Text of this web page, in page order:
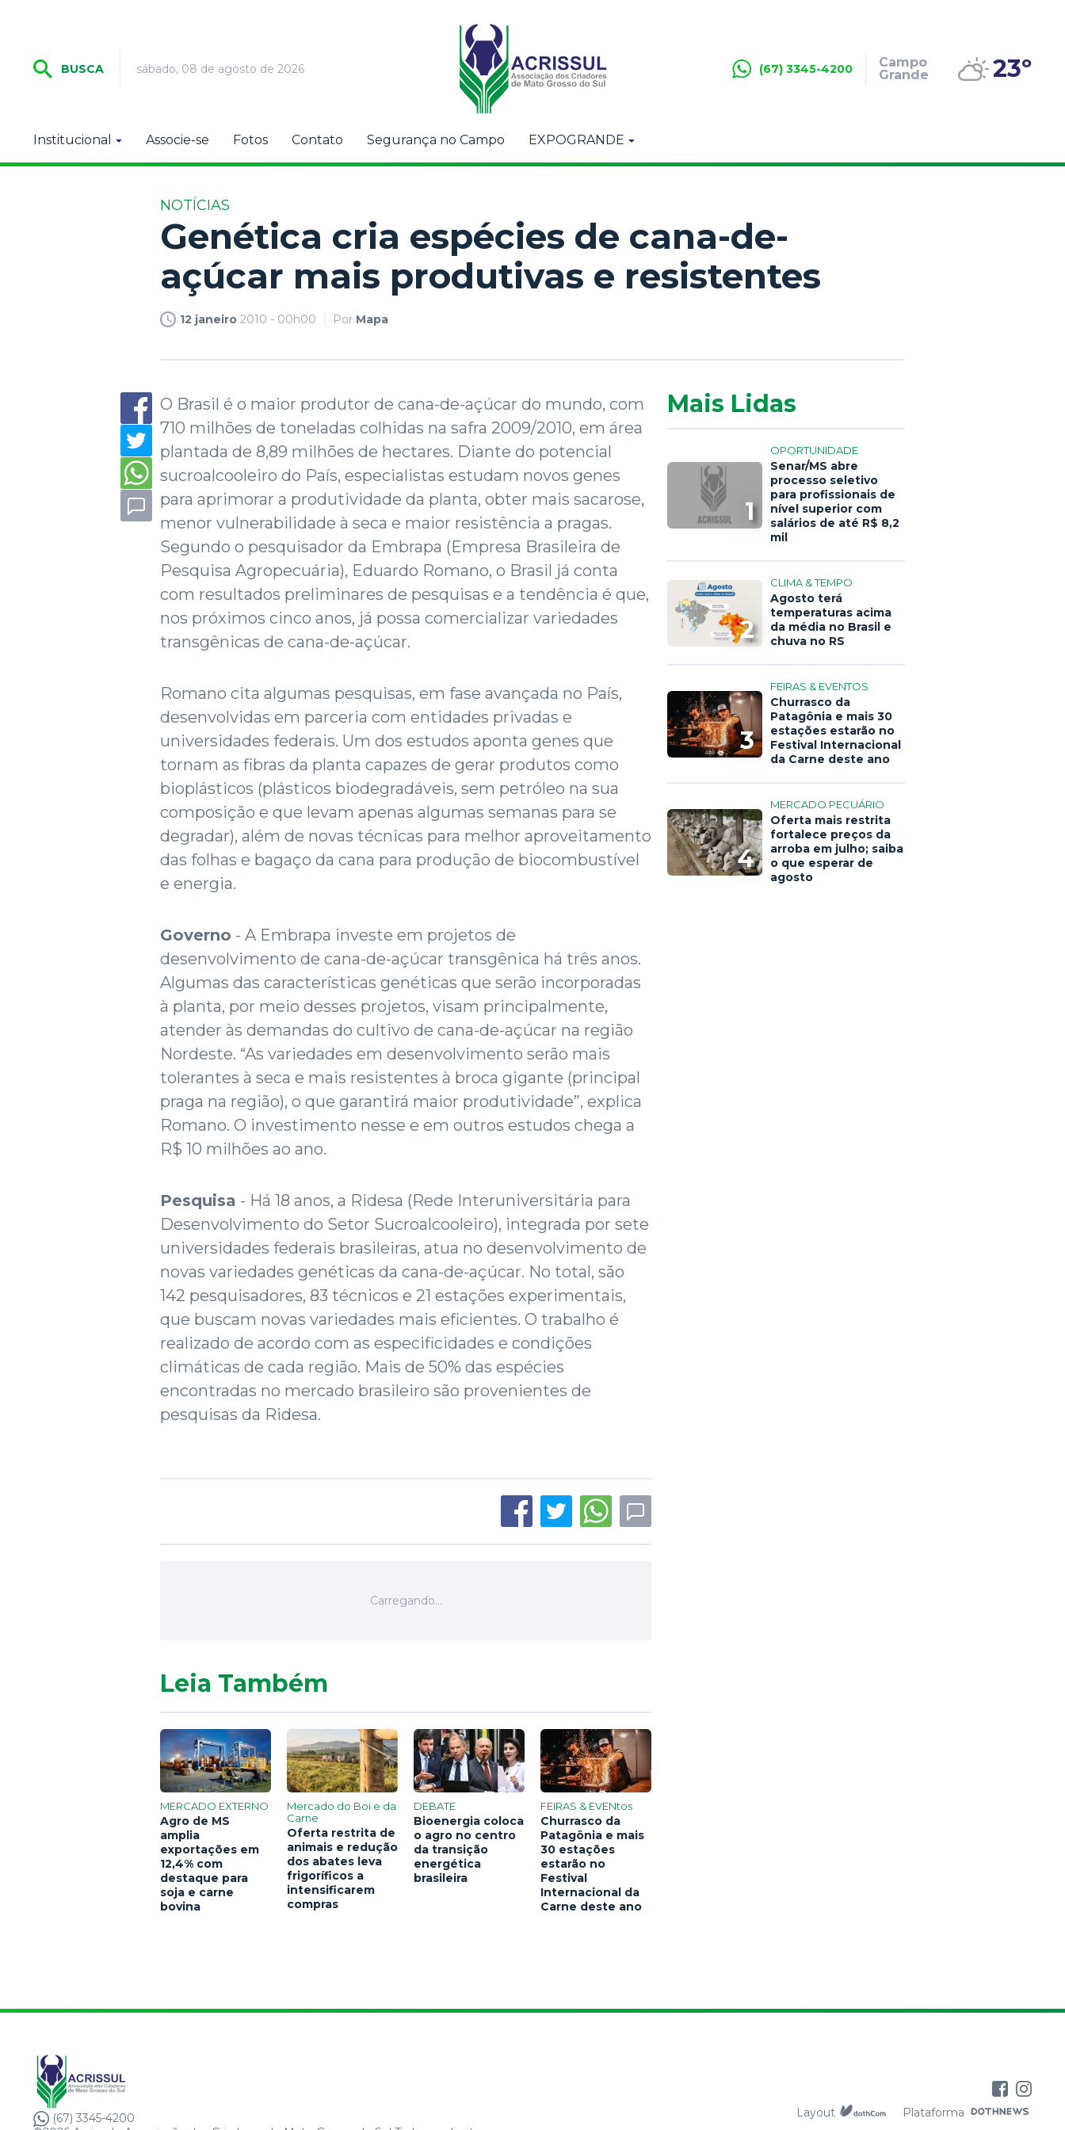
BUSCA sábado, 08 de agosto de 2026 (67) 3345-4200
Campo
Grande
23º
Institucional Associe-se Fotos Contato Segurança no Campo EXPOGRANDE
NOTÍCIAS
Genética cria espécies de cana-de-
açúcar mais produtivas e resistentes
12 janeiro 2010 - 00h00 Por Mapa
O Brasil é o maior produtor de cana-de-açúcar do mundo, com
710 milhões de toneladas colhidas na safra 2009/2010, em área
plantada de 8,89 milhões de hectares. Diante do potencial
sucroalcooleiro do País, especialistas estudam novos genes
para aprimorar a produtividade da planta, obter mais sacarose,
menor vulnerabilidade à seca e maior resistência a pragas.
Segundo o pesquisador da Embrapa (Empresa Brasileira de
Pesquisa Agropecuária), Eduardo Romano, o Brasil já conta
com resultados preliminares de pesquisas e a tendência é que,
nos próximos cinco anos, já possa comercializar variedades
transgênicas de cana-de-açúcar.
Romano cita algumas pesquisas, em fase avançada no País,
desenvolvidas em parceria com entidades privadas e
universidades federais. Um dos estudos aponta genes que
tornam as fibras da planta capazes de gerar produtos como
bioplásticos (plásticos biodegradáveis, sem petróleo na sua
composição e que levam apenas algumas semanas para se
degradar), além de novas técnicas para melhor aproveitamento
das folhas e bagaço da cana para produção de biocombustível
e energia.
Governo - A Embrapa investe em projetos de
desenvolvimento de cana-de-açúcar transgênica há três anos.
Algumas das características genéticas que serão incorporadas
à planta, por meio desses projetos, visam principalmente,
atender às demandas do cultivo de cana-de-açúcar na região
Nordeste. “As variedades em desenvolvimento serão mais
tolerantes à seca e mais resistentes à broca gigante (principal
praga na região), o que garantirá maior produtividade”, explica
Romano. O investimento nesse e em outros estudos chega a
R$ 10 milhões ao ano.
Pesquisa - Há 18 anos, a Ridesa (Rede Interuniversitária para
Desenvolvimento do Setor Sucroalcooleiro), integrada por sete
universidades federais brasileiras, atua no desenvolvimento de
novas variedades genéticas da cana-de-açúcar. No total, são
142 pesquisadores, 83 técnicos e 21 estações experimentais,
que buscam novas variedades mais eficientes. O trabalho é
realizado de acordo com as especificidades e condições
climáticas de cada região. Mais de 50% das espécies
encontradas no mercado brasileiro são provenientes de
pesquisas da Ridesa.
Mais Lidas
1
OPORTUNIDADE
Senar/MS abre
processo seletivo
para profissionais de
nível superior com
salários de até R$ 8,2
mil
2
CLIMA & TEMPO
Agosto terá
temperaturas acima
da média no Brasil e
chuva no RS
3
FEIRAS & EVENTOS
Churrasco da
Patagônia e mais 30
estações estarão no
Festival Internacional
da Carne deste ano
4
MERCADO PECUÁRIO
Oferta mais restrita
fortalece preços da
arroba em julho; saiba
o que esperar de
agosto
Leia Também
MERCADO EXTERNO
Agro de MS
amplia
exportações em
12,4% com
destaque para
soja e carne
bovina
Mercado do Boi e da
Carne
Oferta restrita de
animais e redução
dos abates leva
frigoríficos a
intensificarem
compras
DEBATE
Bioenergia coloca
o agro no centro
da transição
energética
brasileira
FEIRAS & EVENtos
Churrasco da
Patagônia e mais
30 estações
estarão no
Festival
Internacional da
Carne deste ano
(67) 3345-4200
Layout Plataforma